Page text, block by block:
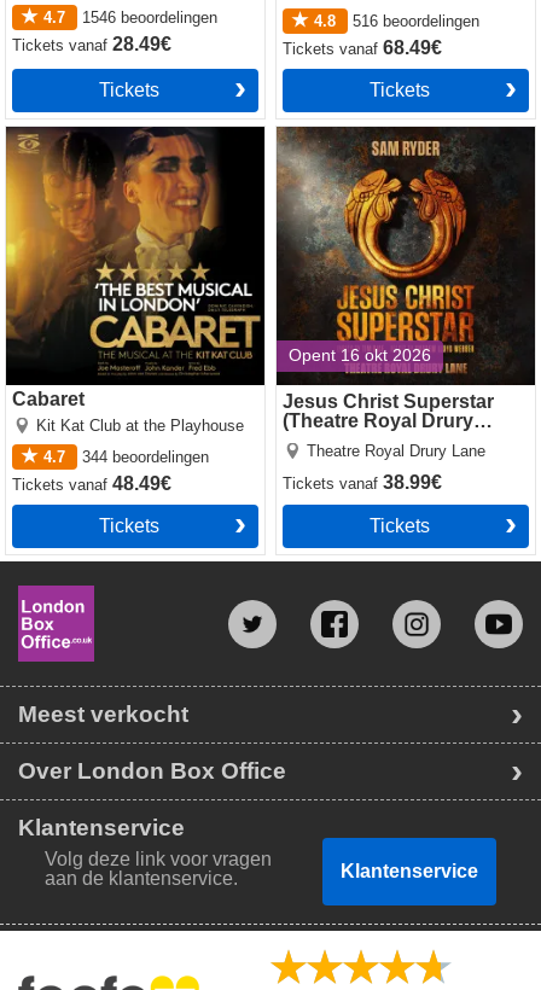
4.7 1546 beoordelingen
Ticketsvanaf28.49€
Tickets
4.8
516 beoordelingen
Ticketsvanaf68.49€
Tickets
Cabaret
Kit Kat Club at the Playhouse
4.7
344 beoordelingen
Ticketsvanaf48.49€
Tickets
Cabaret
Opent 16 okt 2026
Jesus Christ Superstar
(Theatre Royal Drury
Lane)
Theatre Royal Drury Lane
Ticketsvanaf38.99€
Tickets
Jesus Christ Superstar
(Theatre Royal Drury Lane)
Meest verkocht
Over London Box Office
Klantenservice
Volg deze link voor vragen
aan de klantenservice.
Klantenservice